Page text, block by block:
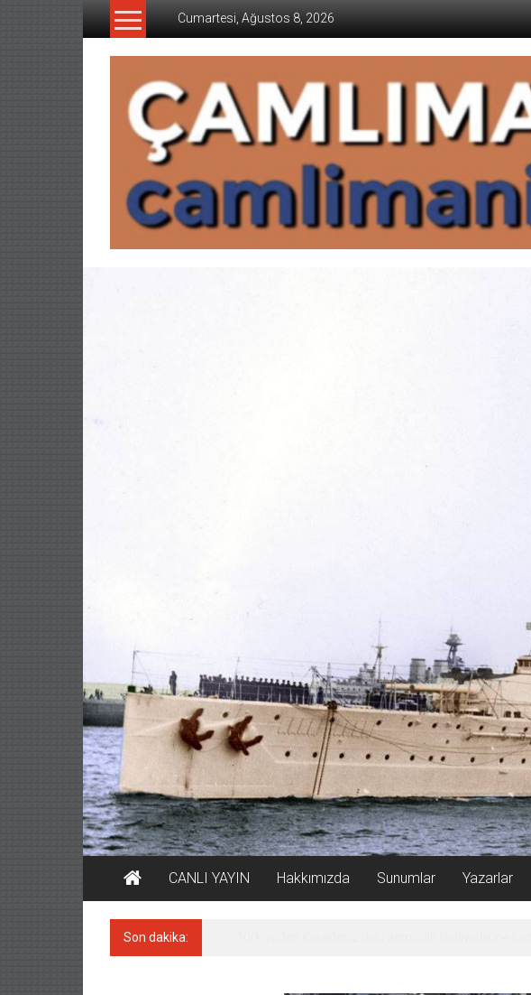
İçeriğe
Cumartesi, Ağustos 8, 2026
CAMLIMANI
AKADEMI
CANLI YAYIN Hakkımızda Sunumlar Yazarlar
Son dakika: